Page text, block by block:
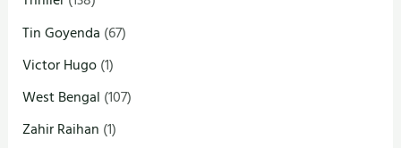
Tin Goyenda (67)
Victor Hugo(1)
West Bengal (107)
Zahir Raihan (1)